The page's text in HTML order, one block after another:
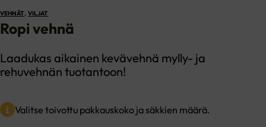
VEHNÄT, VILJAT
Ropi vehnä
Laadukas aikainen kevävehnä mylly- ja
rehuvehnän tuotantoon!
Valitse toivottu pakkauskoko ja säkkien määrä.